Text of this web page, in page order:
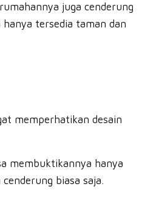
juga cenderung
tersedia taman dan
memperhatikan desain
membuktikannya hanya
biasa saja.